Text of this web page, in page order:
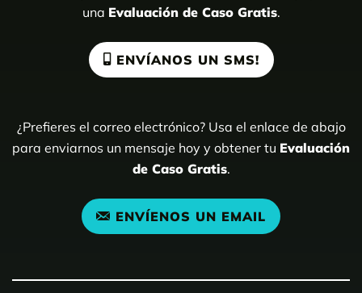
una Evaluación de Caso Gratis.
ENVÍANOS UN SMS!
¿Prefieres el correo electrónico? Usa el enlace de abajo
para enviarnos un mensaje hoy y obtener tu Evaluación
de Caso Gratis.
ENVÍENOS UN EMAIL